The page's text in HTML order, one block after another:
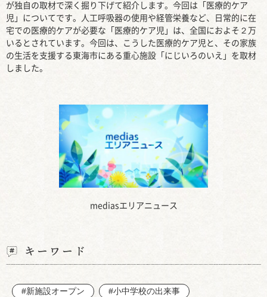
mediasエリアニュース
が独自の取材で深く掘り下げて紹介します。今回は「医療的ケア
児」についてです。人工呼吸器の使用や経管栄養など、日常的に在
宅での医療的ケアが必要な「医療的ケア児」は、全国におよそ２万
いるとされています。今回は、こうした医療的ケア児と、その家族
の生活を支援する東海市にある重心施設「にじいろのいえ」を取材
しました。
キーワード
#新施設オープン #小中学校の出来事